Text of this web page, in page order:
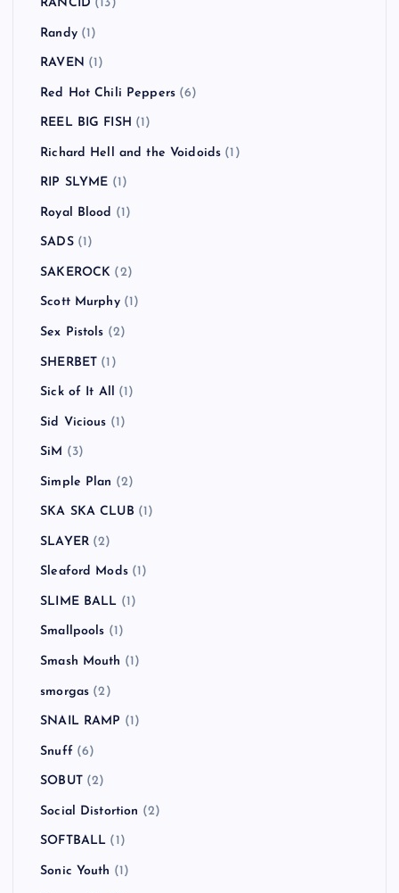
RANCID (13)
Randy(1)
RAVEN (1)
Red Hot Chili Peppers (6)
REEL BIG FISH (1)
Richard Hell and the Voidoids (1)
RIP SLYME (1)
Royal Blood (1)
SADS(1)
SAKEROCK (2)
Scott Murphy(1)
Sex Pistols (2)
SHERBET (1)
Sick of It All (1)
Sid Vicious (1)
SiM (3)
Simple Plan (2)
SKA SKA CLUB (1)
SLAYER(2)
Sleaford Mods(1)
SLIME BALL (1)
Smallpools (1)
Smash Mouth (1)
smorgas (2)
SNAIL RAMP (1)
Snuff (6)
SOBUT(2)
Social Distortion (2)
SOFTBALL (1)
Sonic Youth (1)